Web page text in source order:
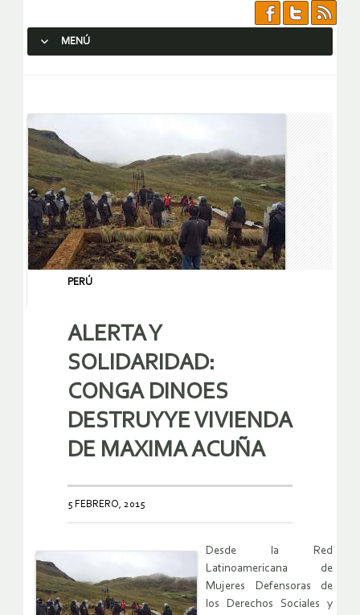
MENÚ
PERÚ
ALERTA Y
SOLIDARIDAD:
CONGA DINOES
DESTRUYYE VIVIENDA
DE MAXIMA ACUÑA
5 FEBRERO, 2015
Desde la Red
Latinoamericana de
Mujeres Defensoras de
los Derechos Sociales y